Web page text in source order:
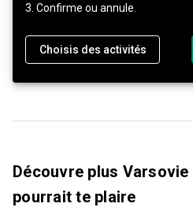
3. Confirme ou annule.
Choisis des activités
Découvre plus
pourrait te plaire